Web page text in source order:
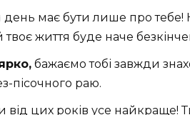
день має бути лише про тебе!
життя буде наче
бажаємо тобі завжди
пісочного раю.
від цих років усе найкраще!